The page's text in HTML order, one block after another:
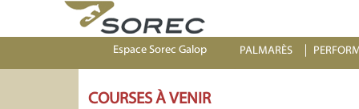
Espace Sorec Galop PALMARÈS
COURSES À VENIR